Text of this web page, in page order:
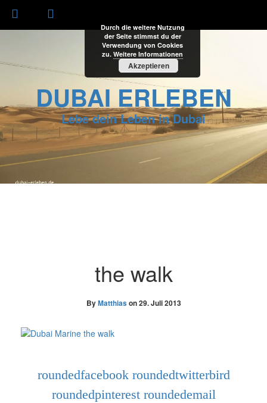
DUBAI ERLEBEN
Lebe dein Leben in Dubai
the walk
ByMatthiason29. Juli 2013
roundedfacebook roundedtwitterbird
roundedpinterest roundedemail
Durch die weitere Nutzung
der Seite stimmst du der
Verwendung von Cookies
zu. Weitere Informationen
Akzeptieren